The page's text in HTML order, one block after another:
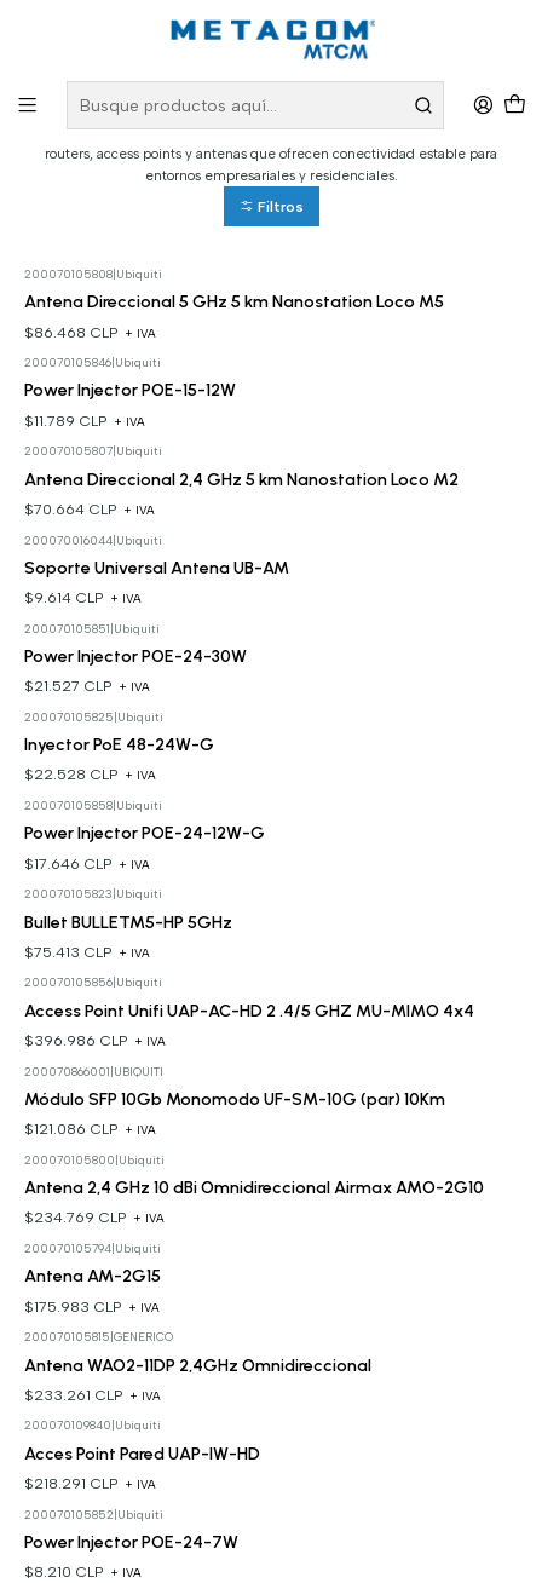
Inicio PRODUCTOS Redes Inalámbricas
Redes Inalámbricas
Optimiza tus comunicaciones con nuestros enlaces inalámbricos. Encuentra
routers, access points y antenas que ofrecen conectividad estable para
entornos empresariales y residenciales.
Filtros
200070105808| Ubiquiti
Antena Direccional 5 GHz 5 km Nanostation Loco M5
$86.468 CLP + IVA
200070105846| Ubiquiti
Power Injector POE-15-12W
$11.789 CLP + IVA
200070105807| Ubiquiti
Antena Direccional 2,4 GHz 5 km Nanostation Loco M2
$70.664 CLP + IVA
200070016044| Ubiquiti
Soporte Universal Antena UB-AM
$9.614 CLP + IVA
200070105851 Ubiquiti
Power Injector POE-24-30W
$21.527 CLP + IVA
200070105825 Ubiquiti
Inyector PoE 48-24W-G
$22.528 CLP + IVA
200070105858| Ubiquiti
Power Injector POE-24-12W-G
$17.646 CLP + IVA
200070105823 Ubiquiti
Bullet BULLETM5-HP 5GHz
$75.413 CLP + IVA
200070105856| Ubiquiti
Access Point Unifi UAP-AC-HD 2 .4/5 GHZ MU-MIMO 4x4
$396.986 CLP + IVA
200070866001 UBIQUITI
Módulo SFP 10Gb Monomodo UF-SM-10G (par) 10Km
$121.086 CLP + IVA
200070105800 Ubiquiti
Antena 2,4 GHz 10 dBi Omnidireccional Airmax AMO-2G10
$234.769 CLP + IVA
200070105794| Ubiquiti
Antena AM-2G15
$175.983 CLP + IVA
200070105815 GENERICO
Antena WAO2-11DP 2,4GHz Omnidireccional
$233.261 CLP + IVA
200070109840 Ubiquiti
Acces Point Pared UAP-IW-HD
$218.291 CLP + IVA
200070105852 Ubiquiti
Power Injector POE-24-7W
$8.210 CLP + IVA